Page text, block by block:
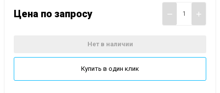
Цена по запросу − +
Нет в наличии
Купить в один клик